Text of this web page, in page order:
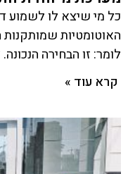
כל מי שיצא לו לשמוע
האוטומטיות שמותקנות
לומר: זו הבחירה
קרא עוד »